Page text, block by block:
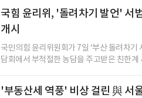
국힘 윤리위, '돌려차기 발언' 서
개시
국민의힘 윤리위원회가 7일 ‘부산 돌려차기
담회에서 부적절한 농담을 주고받은 친한계
'부동산세 역풍' 비상 걸린 與 서